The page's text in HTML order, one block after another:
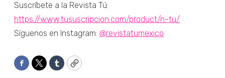
Suscríbete a la Revista Tú:
https://www.tususcripcion.com/product/n-tu/
Síguenos en Instagram: @revistatumexico
Facebook
TwitterTumblrCopy